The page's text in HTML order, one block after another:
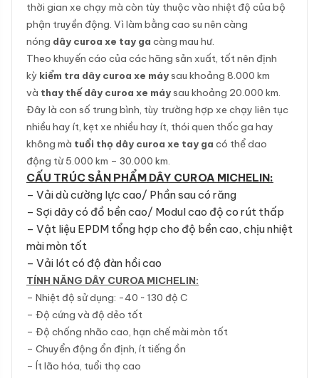
thời gian xe chạy mà còn tùy thuộc vào nhiệt độ của bộ
phận truyền động. Vì làm bằng cao su nên càng
nóng dây curoa xe tay ga càng mau hư.
Theo khuyến cáo của các hãng sản xuất, tốt nên định
kỳ kiểm tra dây curoa xe máysau khoảng 8.000 km
và thay thế dây curoa xe máysau khoảng 20.000 km.
Đây là con số trung bình, tùy trường hợp xe chạy liên tục
nhiều hay ít, kẹt xe nhiều hay ít, thói quen thốc ga hay
không mà tuổi thọ dây curoa xe tay ga có thể dao
động từ 5.000 km – 30.000 km.
CẤU TRÚC SẢN PHẨM DÂY CUROA MICHELIN:
– Vải dù cường lực cao/ Phần sau có răng
– Sợi dây có đồ bền cao/ Modul cao độ co rút thấp
– Vật liệu EPDM tổng hợp cho độ bền cao, chịu nhiệt
mài mòn tốt
– Vải lót có độ đàn hồi cao
TÍNH NĂNG DÂY CUROA MICHELIN:
– Nhiệt độ sử dụng: -40 ~ 130 độ C
– Độ cứng và độ dẻo tốt
– Độ chống nhão cao, hạn chế mài mòn tốt
– Chuyển động ổn định, ít tiếng ồn
– Ít lão hóa, tuổi thọ cao